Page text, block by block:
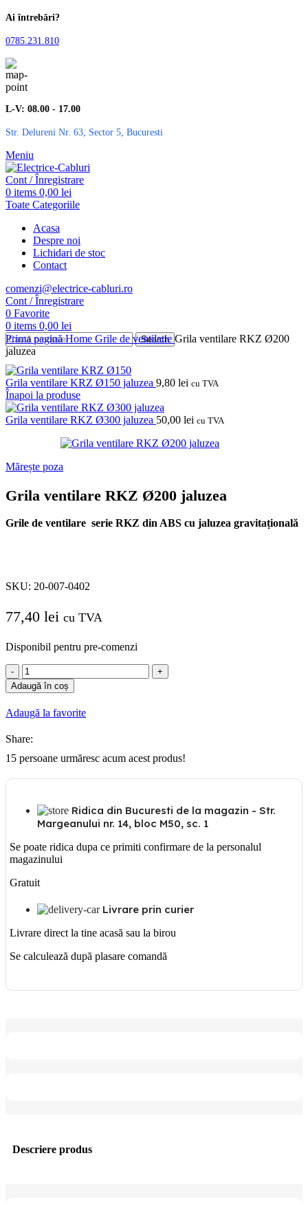
Ai întrebări?
0785.231.810
L-V: 08.00 - 17.00
Str. Delureni Nr. 63, Sector 5, Bucuresti
Meniu
Cont / Înregistrare
0 items 0,00 lei
Toate Categoriile
Acasa
Despre noi
Lichidari de stoc
Contact
comenzi@electrice-cabluri.ro
Cont / Înregistrare
0 Favorite
0 items 0,00 lei
Search
Prima paginăHome Grile de ventilatie Grila ventilare RKZ Ø200
jaluzea
Grila ventilare KRZ Ø150 jaluzea 9,80 lei cu TVA
Înapoi la produse
Grila ventilare RKZ Ø300 jaluzea 50,00 lei cu TVA
Mărește poza
Grila ventilare RKZ Ø200 jaluzea
Grile de ventilare serie RKZ din ABS cu jaluzea gravitațională
SKU: 20-007-0402
77,40 lei cu TVA
Disponibil pentru pre-comenzi
Cantitate
Grila
ventilare
RKZ
Ø200
Adaugă în coș
Adaugă la favorite
Share:
15 persoane urmăresc acum acest produs!
Ridica din Bucuresti de la magazin - Str.
Margeanului nr. 14, bloc M50, sc. 1
Se poate ridica dupa ce primiti confirmare de la personalul
magazinului
Gratuit
Livrare prin curier
Livrare direct la tine acasă sau la birou
Se calculează după plasare comandă
Descriere produs